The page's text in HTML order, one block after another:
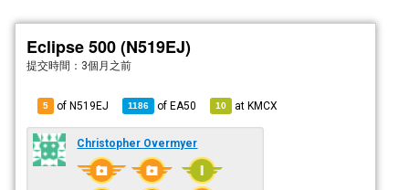
Eclipse 500 (N519EJ)
提交時間： 3個月之前
5 of N519EJ 1186 ofEA50 10 atKMCX
Christopher Overmyer